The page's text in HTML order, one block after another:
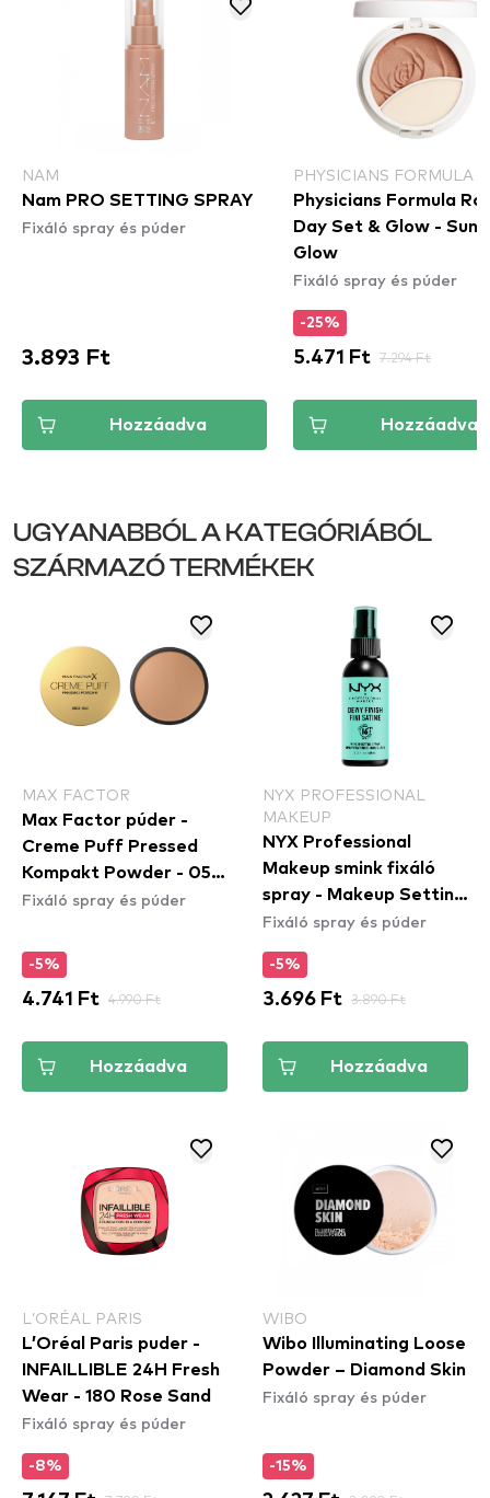
NAM
Nam PRO SETTING SPRAY
Fixáló spray és púder
3.893 Ft
Hozzáadva
PHYSICIANS FORMULA
Physicians Formula
Day Set & Glow -
Glow
Fixáló spray és púder
-25%
5.471 Ft 7.294 Ft
Hozzáadva
UGYANABBÓL A KATEGÓRIÁBÓL
SZÁRMAZÓ TERMÉKEK
MAX FACTOR
Max Factor púder -
Creme Puff Pressed
Kompakt Powder - 05
Translucent
Fixáló spray és púder
-5%
4.741 Ft 4.990 Ft
Hozzáadva
NYX PROFESSIONAL
MAKEUP
NYX Professional
Makeup smink fixáló
spray - Makeup Setting
Spray – Dewy Finish
Fixáló spray és púder
-5%
3.696 Ft 3.890 Ft
Hozzáadva
L’ORÉAL PARIS
L’Oréal Paris puder -
INFAILLIBLE 24H Fresh
Wear - 180 Rose Sand
Fixáló spray és púder
-8%
WIBO
Wibo Illuminating Loose
Powder – Diamond Skin
Fixáló spray és púder
-15%